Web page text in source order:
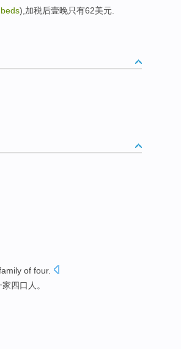
),加税后壹晚只有62美元.
of four.
家四口 人。